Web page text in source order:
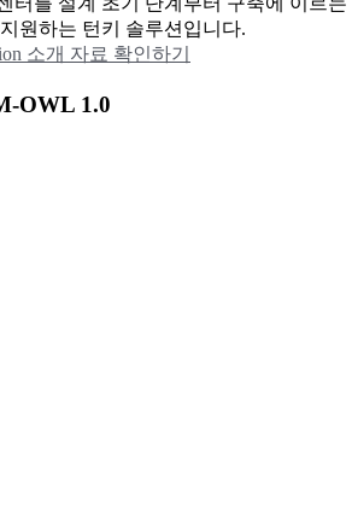
원하는 턴키 솔루션입니다.
소개 자료 확인하기
OWL 1.0